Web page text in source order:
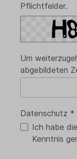
Pflichtfelder.
Um
abgebildeten
Datenschutz *
Ich habe die
Kenntnis